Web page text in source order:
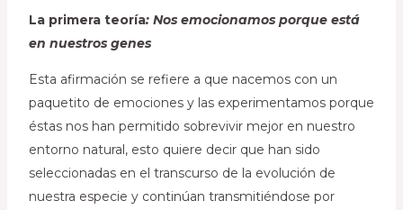
La primera teoría: Nos emocionamos porque está
en nuestros genes
Esta afirmación se refiere a que nacemos con un
paquetito de emociones y las experimentamos porque
éstas nos han permitido sobrevivir mejor en nuestro
entorno natural, esto quiere decir que han sido
seleccionadas en el transcurso de la evolución de
nuestra especie y continúan transmitiéndose por